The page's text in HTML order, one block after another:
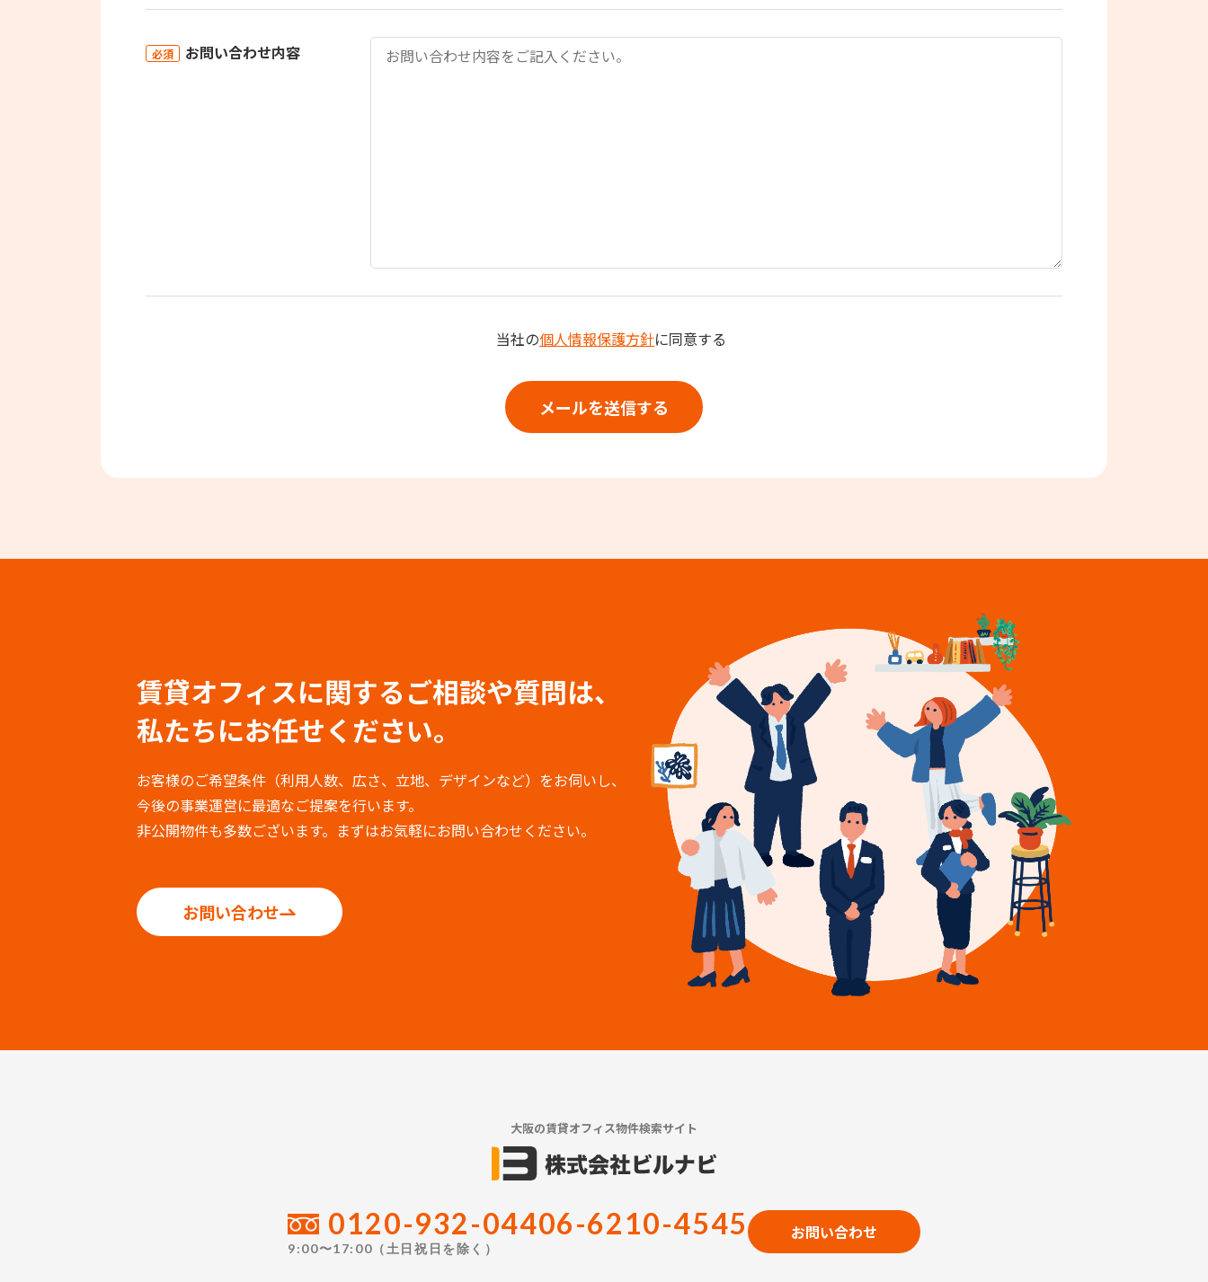
必須 お問い合わせ内容
当社の個人情報保護方針に同意する
賃貸オフィスに関するご相談や質問は、
私たちにお任せください。
お客様のご希望条件（利用人数、広さ、立地、デザインなど）をお伺いし、
今後の事業運営に最適なご提案を行います。
非公開物件も多数ございます。まずはお気軽にお問い合わせください。
お問い合わせ
大阪の賃貸オフィス物件検索サイト
0120-932-044
9:00〜17:00（土日祝日を除く）
06-6210-4545 お問い合わせ